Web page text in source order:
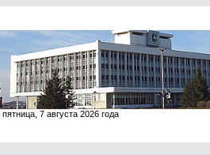
7 августа 2026 года